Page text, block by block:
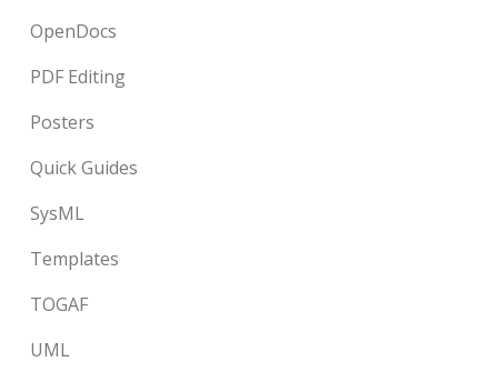
OpenDocs
PDF Editing
Posters
Quick Guides
SysML
Templates
TOGAF
UML